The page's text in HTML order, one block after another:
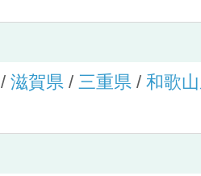
/ 滋賀県/ 三重県/ 和歌